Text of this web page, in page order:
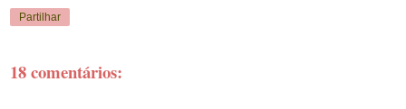
Partilhar
18 comentários: